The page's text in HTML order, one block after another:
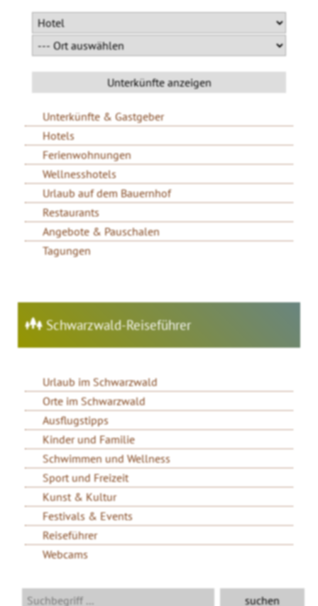
Unterkünfte & Gastgeber
Hotels
Ferienwohnungen
Wellnesshotels
Urlaub auf dem Bauernhof
Restaurants
Angebote & Pauschalen
Tagungen
Schwarzwald-Reiseführer
Urlaub im Schwarzwald
Orte im Schwarzwald
Ausflugstipps
Kinder und Familie
Schwimmen und Wellness
Sport und Freizeit
Kunst & Kultur
Festivals & Events
Reiseführer
Webcams